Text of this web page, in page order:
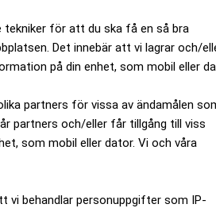
tekniker för att du ska få en så bra
Det innebär att vi lagrar och/
på din enhet, som mobil eller
partners för vissa av ändamålen
partners och/eller får tillgång till viss
som mobil eller dator. Vi och våra
vi behandlar personuppgifter som IP-